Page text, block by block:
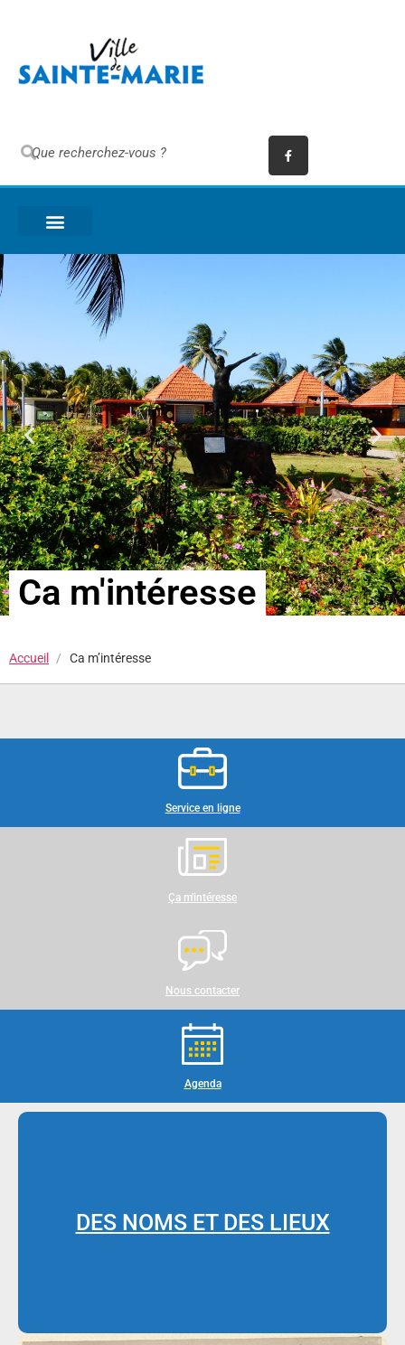
Ca m'intéresse
Accueil Ca m’intéresse
Service en ligne
Ça m'intéresse
Nous contacter
Agenda
DES NOMS ET DES LIEUX